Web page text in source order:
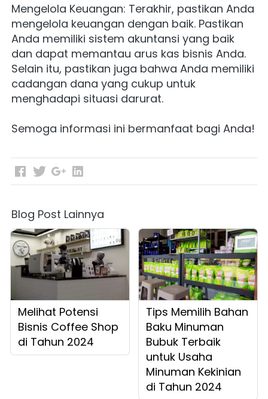
Mengelola Keuangan: Terakhir, pastikan Anda
mengelola keuangan dengan baik. Pastikan
Anda memiliki sistem akuntansi yang baik
dan dapat memantau arus kas bisnis Anda.
Selain itu, pastikan juga bahwa Anda memiliki
cadangan dana yang cukup untuk
menghadapi situasi darurat.
Semoga informasi ini bermanfaat bagi Anda!
Blog Post Lainnya
Melihat Potensi
Bisnis Coffee Shop
di Tahun 2024
Tips Memilih Bahan
Baku Minuman
Bubuk Terbaik
untuk Usaha
Minuman Kekinian
di Tahun 2024